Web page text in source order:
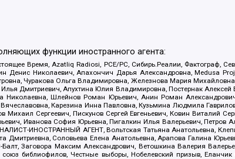
функции иностранного агента:
Время, Azatliq Radiosi, PCE/PC, Сибирь.Реалии, Фактограф,
Денис Николаевич, Апахончич Дарья Александровна, Medusa
Чуракова Ольга Владимировна, Железнова Мария
Дмитриевич, Апухтина Юлия Владимировна, Постернак
Шлейнов Роман Юрьевич, Анин Роман
Карезина Инна Павловна, Кузьмина Людмила
Сергеевич, Пискунов Сергей Евгеньевич, Ковин Виталий
Иванова София Юрьевна, Пигалкин Илья Валерьевич, Петров
ИНОСТРАННЫЙ АГЕНТ, Вольтская Татьяна Анатольевна,
Дмитриевна, Соловьева Елена Анатольевна, Арапова Галина
Заговора Максим Александрович, Ветошкина Валерия
библиофилов, Честные выборы, Нобелевский призыв,